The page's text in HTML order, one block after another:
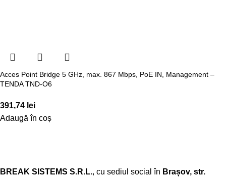
Acces Point Bridge 5 GHz, max. 867 Mbps, PoE IN, Management –
TENDA TND-O6
391,74 lei
Adaugă în coș
BREAK SISTEMS S.R.L., cu sediul social în Brașov, str.